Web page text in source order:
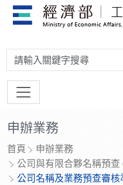
搜尋:
申辦業務
首頁
申辦業務
公司與有限合夥名稱預
公司名稱及業務預查審核